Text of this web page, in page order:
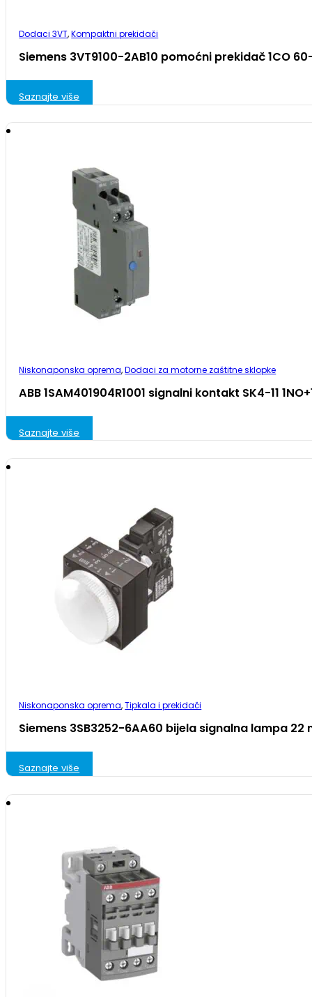
Dodaci 3VT,Kompaktni prekidači
Siemens 3VT9100-2AB10 pomoćni prekidač 1CO
Saznajte više
Niskonaponska oprema,Dodaci za motorne zaštitne sklopke
ABB 1SAM401904R1001 signalni kontakt SK4-11
Saznajte više
Niskonaponska oprema,Tipkala i prekidači
Siemens 3SB3252-6AA60 bijela signalna lampa 22
Saznajte više